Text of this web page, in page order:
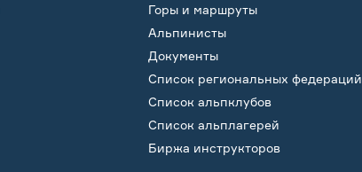
Горы и маршруты
Альпинисты
Документы
Список региональных федераций
Список альпклубов
Список альплагерей
Биржа инструкторов